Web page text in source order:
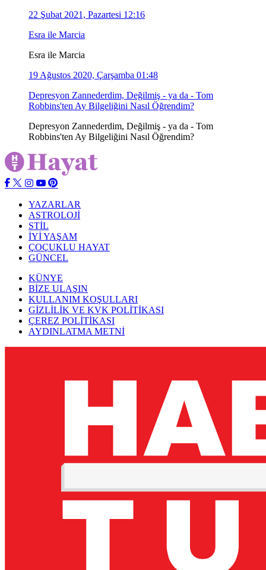
22 Şubat 2021, Pazartesi 12:16
Esra ile Marcia
Esra ile Marcia
19 Ağustos 2020, Çarşamba 01:48
Depresyon Zannederdim, Değilmiş - ya da - Tom
Robbins'ten Ay Bilgeliğini Nasıl Öğrendim?
Depresyon Zannederdim, Değilmiş - ya da - Tom
Robbins'ten Ay Bilgeliğini Nasıl Öğrendim?
YAZARLAR
ASTROLOJİ
STİL
İYİ YAŞAM
ÇOÇUKLU HAYAT
GÜNCEL
KÜNYE
BİZE ULAŞIN
KULLANIM KOŞULLARI
GİZLİLİK VE KVK POLİTİKASI
ÇEREZ POLİTİKASI
AYDINLATMA METNİ